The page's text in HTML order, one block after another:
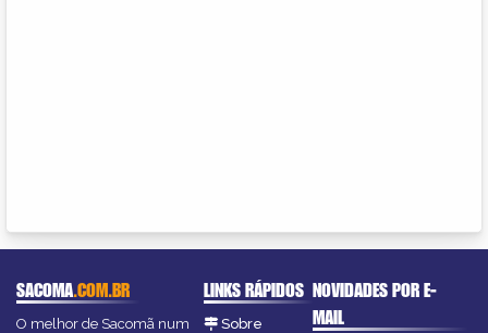
SACOMA.COM.BR
O melhor de Sacomã num
LINKS RÁPIDOS
Sobre
NOVIDADES POR E-
MAIL